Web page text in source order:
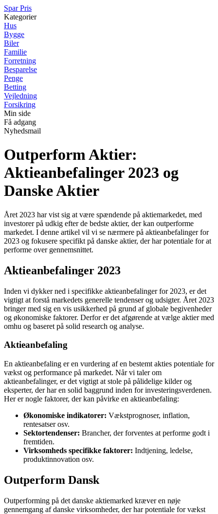
Spar Pris
Kategorier
Hus
Bygge
Biler
Familie
Forretning
Besparelse
Penge
Betting
Vejledning
Forsikring
Min side
Få adgang
Nyhedsmail
Outperform Aktier:
Aktieanbefalinger 2023 og
Danske Aktier
Året 2023 har vist sig at være spændende på aktiemarkedet, med
investorer på udkig efter de bedste aktier, der kan outperforme
markedet. I denne artikel vil vi se nærmere på aktieanbefalinger for
2023 og fokusere specifikt på danske aktier, der har potentiale for at
performe over gennemsnittet.
Aktieanbefalinger 2023
Inden vi dykker ned i specifikke aktieanbefalinger for 2023, er det
vigtigt at forstå markedets generelle tendenser og udsigter. Året 2023
bringer med sig en vis usikkerhed på grund af globale begivenheder
og økonomiske faktorer. Derfor er det afgørende at vælge aktier med
omhu og baseret på solid research og analyse.
Aktieanbefaling
En aktieanbefaling er en vurdering af en bestemt akties potentiale for
vækst og performance på markedet. Når vi taler om
aktieanbefalinger, er det vigtigt at stole på pålidelige kilder og
eksperter, der har en solid baggrund inden for investeringsverdenen.
Her er nogle faktorer, der kan påvirke en aktieanbefaling:
Økonomiske indikatorer: Vækstprognoser, inflation,
rentesatser osv.
Sektortendenser: Brancher, der forventes at performe godt i
fremtiden.
Virksomheds specifikke faktorer: Indtjening, ledelse,
produktinnovation osv.
Outperform Dansk
Outperforming på det danske aktiemarked kræver en nøje
gennemgang af danske virksomheder, der har potentiale for vækst